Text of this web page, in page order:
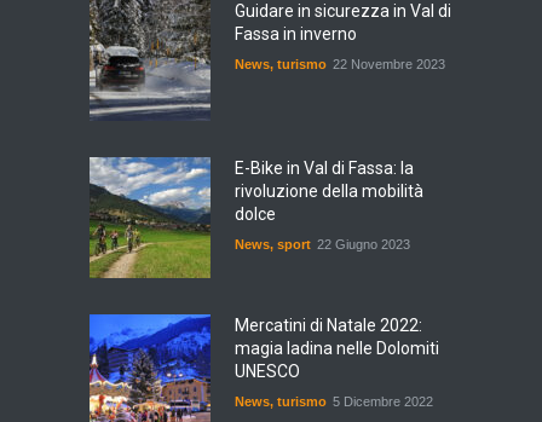
Guidare in sicurezza in Val di
Fassa in inverno
News, turismo 22 Novembre 2023
E-Bike in Val di Fassa: la
rivoluzione della mobilità
dolce
News, sport 22 Giugno 2023
Mercatini di Natale 2022:
magia ladina nelle Dolomiti
UNESCO
News, turismo 5 Dicembre 2022